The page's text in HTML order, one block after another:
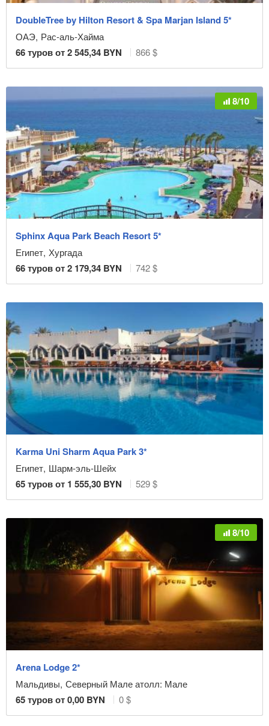
Очистить фильтр
DoubleTree by Hilton Resort & Spa Marjan Island 5*
ОАЭ, Рас-аль-Хайма
66туров от2 545,34 BYN 866 $
8/10
Sphinx Aqua Park Beach Resort 5*
Египет, Хургада
66туров от2 179,34 BYN 742 $
Karma Uni Sharm Aqua Park 3*
Египет, Шарм-эль-Шейх
65туров от 1 555,30 BYN 529 $
8/10
Arena Lodge 2*
Мальдивы, Северный Мале атолл: Мале
65туров от0,00 BYN 0 $